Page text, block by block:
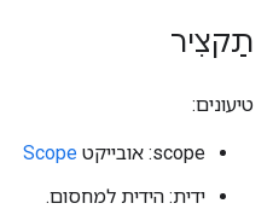
תַקצִיר
טיעונים:
scope: אובייקט
Scope
ידית: הידית למחסום.